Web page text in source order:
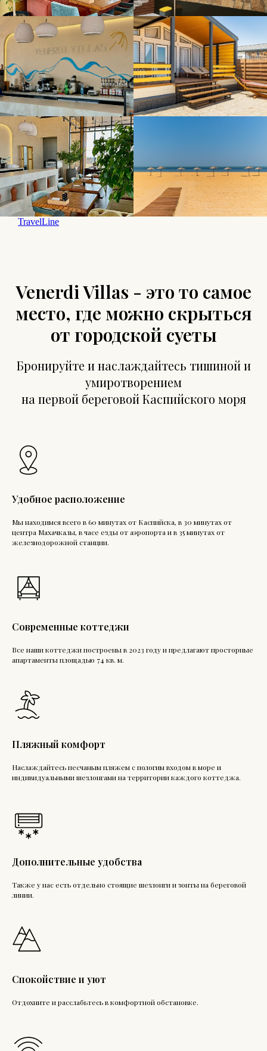
TravelLine
Venerdi Villas - это то самое
место, где можно скрыться
от городской суеты
Бронируйте и наслаждайтесь тишиной и
умиротворением
на первой береговой Каспийского моря
Удобное расположение
Мы находимся всего в 60 минутах от Каспийска, в 30 минутах от
центра Махачкалы, в часе езды от аэропорта и в 35 минутах от
железнодорожной станции.
Современные коттеджи
Все наши коттеджи построены в 2023 году и предлагают просторные
апартаменты площадью 74 кв. м.
Пляжный комфорт
Наслаждайтесь песчаным пляжем с пологим входом в море и
индивидуальными шезлонгами на территории каждого коттеджа.
Дополнительные удобства
Также у нас есть отдельно стоящие шезлонги и зонты на береговой
линии.
Спокойствие и уют
Отдохните и расслабьтесь в комфортной обстановке.